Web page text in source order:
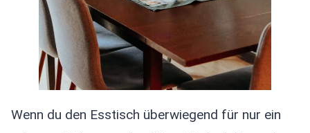
Wenn du den Esstisch überwiegend für nur ein